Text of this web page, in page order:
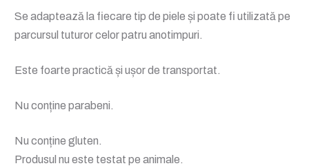
Se adaptează la fiecare tip de piele și poate fi utilizată pe
parcursul tuturor celor patru anotimpuri.
Este foarte practică și ușor de transportat.
Nu conține parabeni.
Nu conține gluten.
Produsul nu este testat pe animale.